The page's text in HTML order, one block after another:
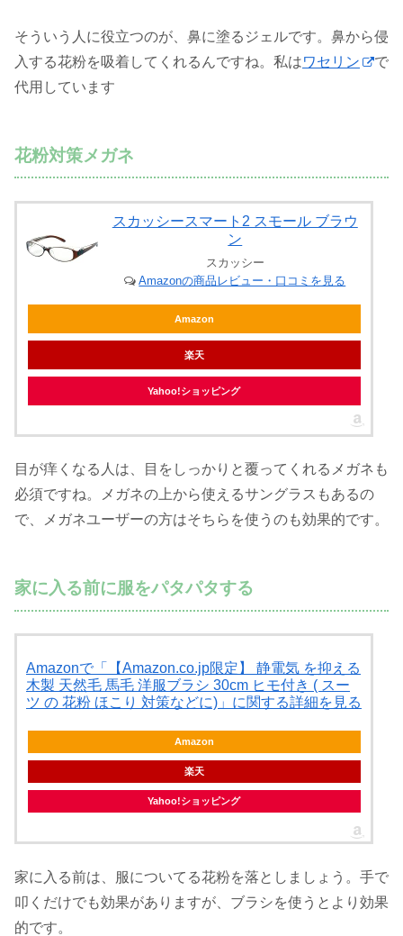
そういう人に役立つのが、鼻に塗るジェルです。鼻から侵
入する花粉を吸着してくれるんですね。私はワセリン
で
代用しています
花粉対策メガネ
スカッシースマート2 スモール ブラウ
ン
スカッシー
Amazonの商品レビュー・口コミを見る
Amazon
楽天
Yahoo!ショッピング
目が痒くなる人は、目をしっかりと覆ってくれるメガネも
必須ですね。メガネの上から使えるサングラスもあるの
で、メガネユーザーの方はそちらを使うのも効果的です。
家に入る前に服をパタパタする
Amazonで「【Amazon.co.jp限定】 静電気 を抑える
木製 天然毛 馬毛 洋服ブラシ 30cm ヒモ付き ( スー
ツ の 花粉 ほこり 対策などに)」に関する詳細を見る
Amazon
楽天
Yahoo!ショッピング
家に入る前は、服についてる花粉を落としましょう。手で
叩くだけでも効果がありますが、ブラシを使うとより効果
的です。